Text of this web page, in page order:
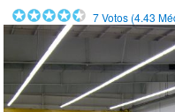
7Votos (4.43